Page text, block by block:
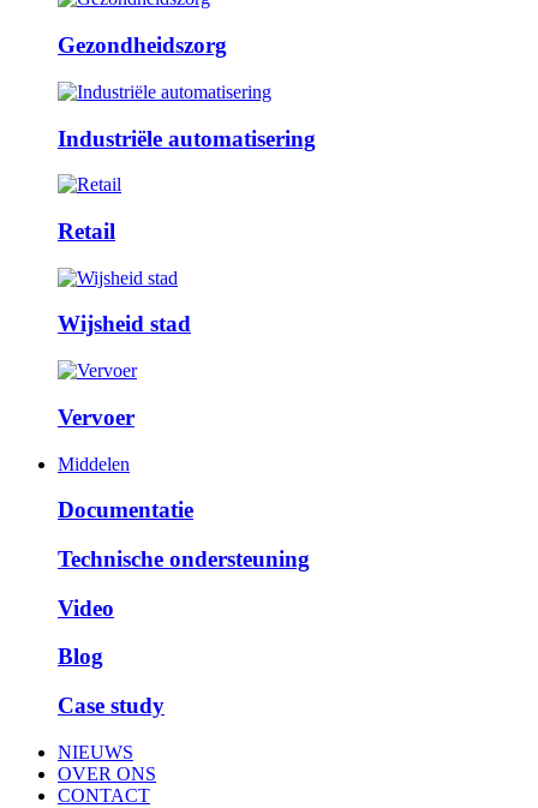
Gezondheidszorg
Industriële automatisering
Retail
Wijsheid stad
Vervoer
Middelen
Documentatie
Technische ondersteuning
Video
Blog
Case study
NIEUWS
OVER ONS
CONTACT